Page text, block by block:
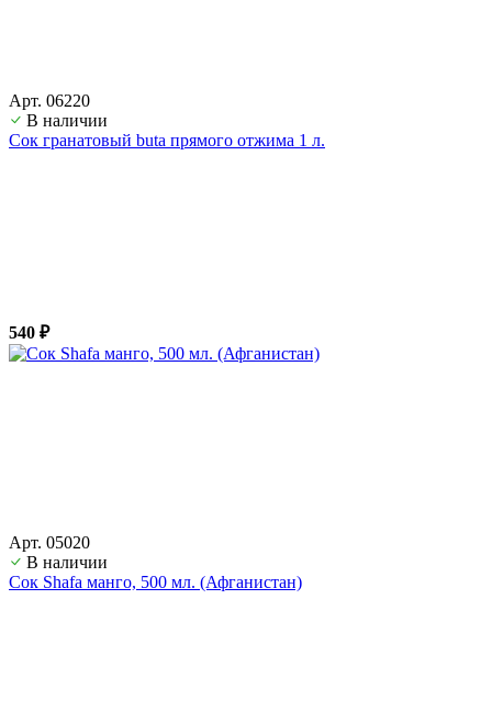
Арт. 06220
В наличии
Сок гранатовый buta прямого отжима 1 л.
540 ₽
Арт. 05020
В наличии
Сок Shafa манго, 500 мл. (Афганистан)